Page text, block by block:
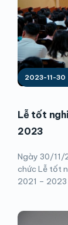
2023-11-30
Lễ tốt
2023
Ngày 30/11/
chức Lễ tốt
2021 – 2023